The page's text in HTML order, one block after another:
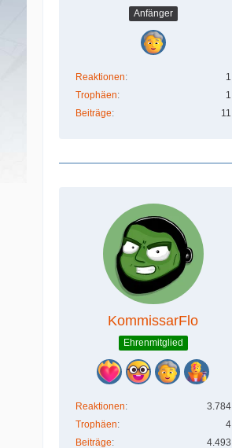
Anfänger
Reaktionen
1
Trophäen
1
Beiträge
11
KommissarFlo
Ehrenmitglied
Reaktionen
3.784
Trophäen
4
Beiträge
4.493